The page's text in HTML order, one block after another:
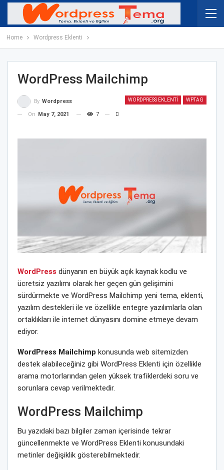
Home Wordpress Eklenti
WordPress Mailchimp
WORDPRESS EKLENTI WPTAG
By Wordpress
On
May 7, 2021 7
WordPress dünyanın en büyük açık kaynak kodlu ve
ücretsiz yazılımı olarak her geçen gün gelişimini
sürdürmekte ve WordPress Mailchimp yeni tema, eklenti,
yazılım destekleri ile ve özellikle entegre yazılımlarla olan
ortaklıkları ile internet dünyasını domine etmeye devam
ediyor.
WordPress Mailchimp konusunda web sitemizden
destek alabileceğiniz gibi WordPress Eklenti için özellikle
arama motorlarından gelen yüksek trafiklerdeki soru ve
sorunlara cevap verilmektedir.
WordPress Mailchimp
Bu yazıdaki bazı bilgiler zaman içerisinde tekrar
güncellenmekte ve WordPress Eklenti konusundaki
metinler değişiklik gösterebilmektedir.